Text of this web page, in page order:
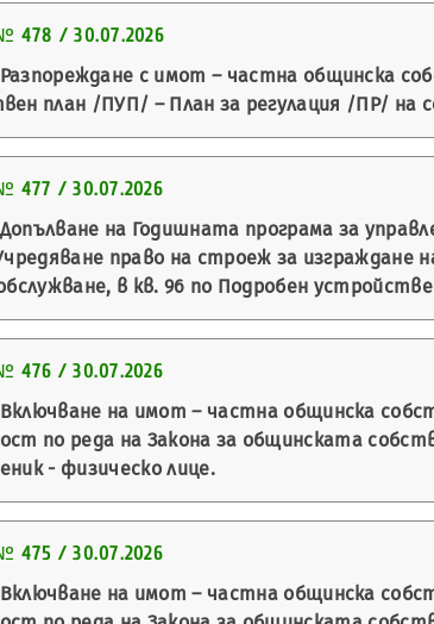
478 / 30.07.2026
Разпореждане с имот – частна общинска
план /ПУП/ – План за регулация /ПР/ на
477 / 30.07.2026
Допълване на Годишната програма за
право на строеж за
в кв. 96 по Подробен
476 / 30.07.2026
Включване на имот – частна общинска
по реда на Закона за общинската
- физическо лице.
475 / 30.07.2026
Включване на имот – частна общинска